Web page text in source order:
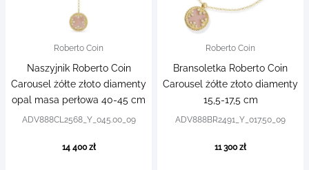
Roberto Coin
Naszyjnik Roberto Coin
Carousel żółte złoto diamenty
opal masa perłowa 40-45 cm
ADV888CL2568_Y_045.00_09
14 400 zł
Roberto Coin
Bransoletka Roberto Coin
Carousel żółte złoto diamenty
15,5-17,5 cm
ADV888BR2491_Y_017.50_09
11 300 zł